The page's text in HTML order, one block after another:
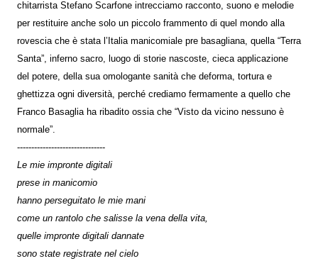
chitarrista Stefano Scarfone intrecciamo racconto, suono e melodie
per restituire anche solo un piccolo frammento di quel mondo alla
rovescia che è stata l’Italia manicomiale pre basagliana, quella “Terra
Santa”, inferno sacro, luogo di storie nascoste, cieca applicazione
del potere, della sua omologante sanità che deforma, tortura e
ghettizza ogni diversità, perché crediamo fermamente a quello che
Franco Basaglia ha ribadito ossia che “Visto da vicino nessuno è
normale”.
-------------------------------
Le mie impronte digitali
prese in manicomio
hanno perseguitato le mie mani
come un rantolo che salisse la vena della vita,
quelle impronte digitali dannate
sono state registrate nel cielo